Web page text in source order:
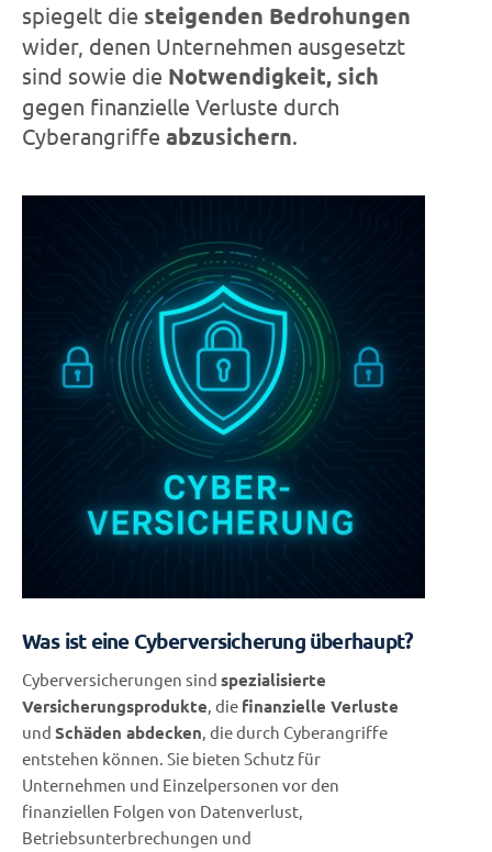
spiegelt die steigenden Bedrohungen
wider, denen Unternehmen ausgesetzt
sind sowie die Notwendigkeit, sich
gegen finanzielle Verluste durch
Cyberangriffe abzusichern.
Was ist eine Cyberversicherung überhaupt?
Cyberversicherungen sind spezialisierte
Versicherungsprodukte, die finanzielle Verluste
und Schäden abdecken, die durch Cyberangriffe
entstehen können. Sie bieten Schutz für
Unternehmen und Einzelpersonen vor den
finanziellen Folgen von Datenverlust,
Betriebsunterbrechungen und